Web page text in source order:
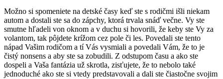
Možno si spomeniete na detské časy keď ste s rodičmi išli niekam
autom a dostali ste sa do zápchy, ktorá trvala snáď večne. Vy ste
smutne hľadeli von oknom a v duchu si hovorili, že keby ste Vy za
volantom, tak pôjdete krížom cez pole či les. Povedali ste tento
nápad Vašim rodičom a tí Vás vysmiali a povedali Vám, že to je
čistý nonsens a aby ste sa zobudili. Z odstupom času a ako ste
dospeli a Vaša fantázia už skrotla, zisťujete, že to nebolo také
jednoduché ako ste si vtedy predstavovali a dali ste čiastočne svojim